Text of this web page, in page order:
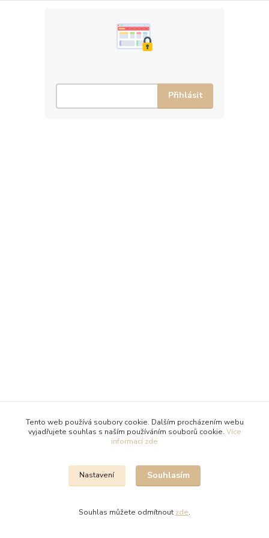
Tento web používá soubory cookie. Dalším procházením webu
vyjadřujete souhlas s naším používáním souborů cookie. Více
informací zde
Nastavení Souhlasím
Souhlas můžete odmítnout zde.